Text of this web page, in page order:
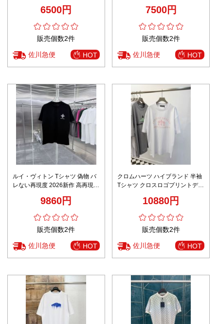
6500円
販売個数2件
佐川急便 HOT
7500円
販売個数2件
佐川急便 HOT
ルイ・ヴィトン Tシャツ 偽物 バ
レない再現度 2026新作 高再現度
イン 上質感 丁寧な縫製
9860円
販売個数2件
佐川急便 HOT
クロムハーツ ハイブランド 半袖
Tシャツ クロスロゴプリントデザ
10880円
販売個数2件
佐川急便 HOT